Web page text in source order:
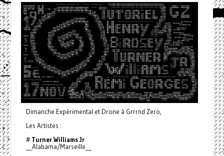
Dimanche Expérimental et Drone à Grrrnd Zero,
Les Artistes :
# Turner Williams Jr
__Alabama/Marseille__